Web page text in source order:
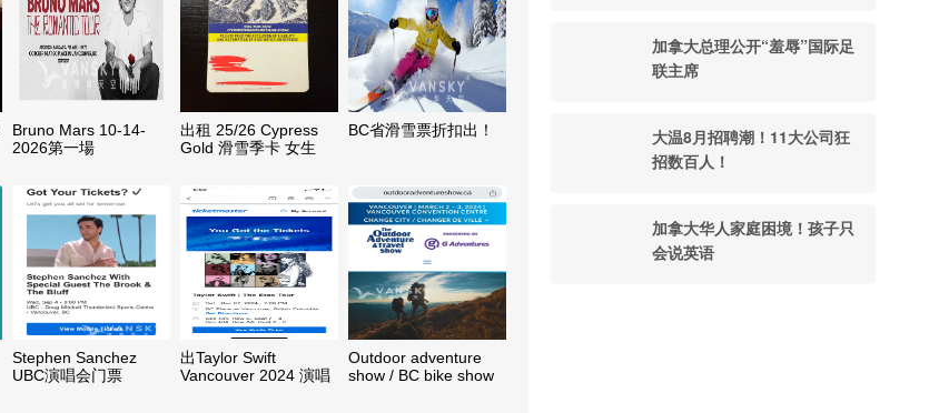
加拿大总理公开“羞辱”国际足
联主席
大温8月招聘潮！11大公司狂
招数百人！
加拿大华人家庭困境！孩子只
会说英语
Bruno Mars 10-14-
2026第一場
出租 25/26 Cypress
Gold 滑雪季卡 女生
BC省滑雪票折扣出！
Stephen Sanchez
UBC演唱会门票
出Taylor Swift
Vancouver 2024 演唱
Outdoor adventure
show / BC bike show